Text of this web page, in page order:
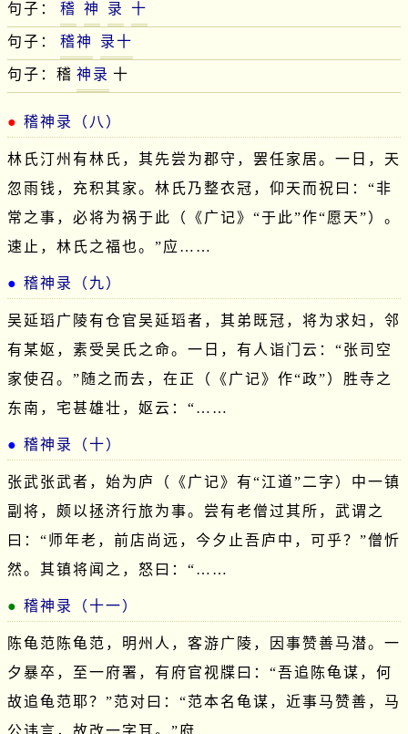
句子： 稽 神 录 十
句子： 稽神 录十
句子：稽 神录 十
稽神录（八）
林氏汀州有林氏，其先尝为郡守，罢任家居。一日，天
忽雨钱，充积其家。林氏乃整衣冠，仰天而祝曰：“非
常之事，必将为祸于此（《广记》“于此”作“愿天”）。
速止，林氏之福也。”应……
稽神录（九）
吴延瑫广陵有仓官吴延瑫者，其弟既冠，将为求妇，邻
有某妪，素受吴氏之命。一日，有人诣门云：“张司空
家使召。”随之而去，在正（《广记》作“政”）胜寺之
东南，宅甚雄壮，妪云：“……
稽神录（十）
张武张武者，始为庐（《广记》有“江道”二字）中一镇
副将，颇以拯济行旅为事。尝有老僧过其所，武谓之
曰：“师年老，前店尚远，今夕止吾庐中，可乎？”僧忻
然。其镇将闻之，怒曰：“……
稽神录（十一）
陈龟范陈龟范，明州人，客游广陵，因事赞善马潜。一
夕暴卒，至一府署，有府官视牒曰：“吾追陈龟谋，何
故追龟范耶？”范对曰：“范本名龟谋，近事马赞善，马
公讳言，故改一字耳。”府……